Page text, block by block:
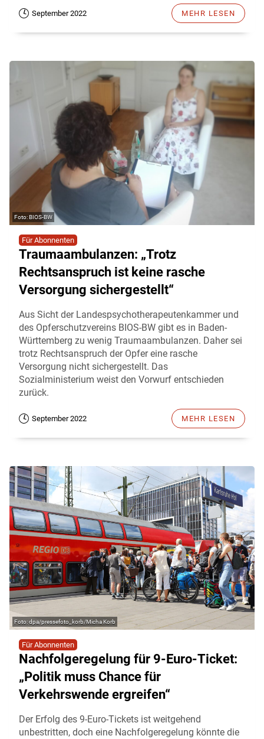
September 2022 MEHR LESEN
BIOS-BW
Für Abonnenten
Traumaambulanzen: „Trotz
Rechtsanspruch ist keine rasche
Versorgung sichergestellt“
Aus Sicht der Landespsychotherapeutenkammer und
des Opferschutzvereins BIOS-BW gibt es in Baden-
Württemberg zu wenig Traumaambulanzen. Daher sei
trotz Rechtsanspruch der Opfer eine rasche
Versorgung nicht sichergestellt. Das
Sozialministerium weist den Vorwurf entschieden
zurück.
September 2022 MEHR LESEN
dpa/pressefoto_korb/Micha Korb
Für Abonnenten
Nachfolgeregelung für 9-Euro-Ticket:
„Politik muss Chance für
Verkehrswende ergreifen“
Der Erfolg des 9-Euro-Tickets ist weitgehend
unbestritten, doch eine Nachfolgeregelung könnte die